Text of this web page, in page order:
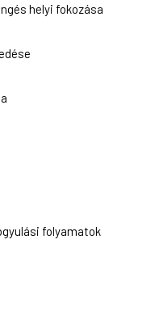
helyi fokozása
folyamatok